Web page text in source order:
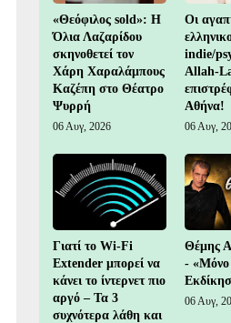
«Θεόφιλος sold»: Η
Όλια Λαζαρίδου
σκηνοθετεί τον
Χάρη Χαραλάμπους
Καζέπη στο Θέατρο
Ψυρρή
06 Αυγ, 2026
Οι
indie/
Allah-
Αθήνα!
06 Αυγ,
Γιατί το Wi-Fi
Extender μπορεί να
κάνει το ίντερνετ πιο
αργό – Τα 3
συχνότερα λάθη και
Θέμης
-
06 Αυγ,